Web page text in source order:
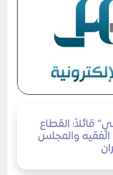
قائلاً: القطاع
الفقيه والمجلس